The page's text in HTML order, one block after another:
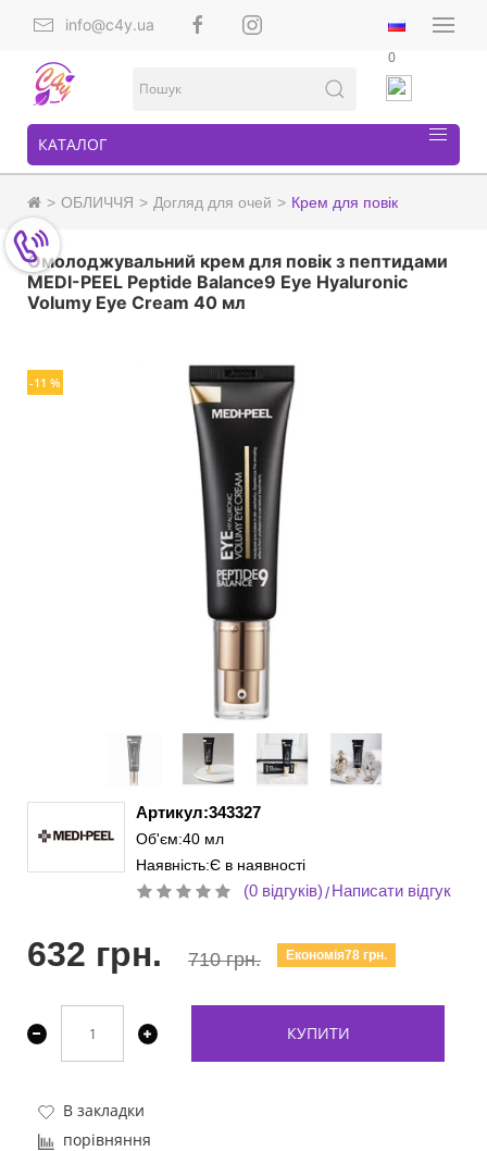
info@c4y.ua
0
КАТАЛОГ
ОБЛИЧЧЯ Догляд для очей Крем для повік
Омолоджувальний крем для повік з пептидами
MEDI-PEEL Peptide Balance9 Eye Hyaluronic
Volumy Eye Cream 40 мл
-11 %
Артикул:343327
Об'єм:40 мл
Наявність:Є в наявності
(0 відгуків)/Написати відгук
632 грн. 710 грн. Економія78 грн.
КУПИТИ
В закладки
порівняння